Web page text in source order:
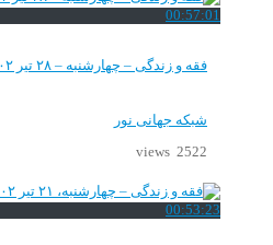
00:57:01
فقه و زندگی – چهارشنبه – ۲۸ تیر ۱۴۰۲
شبکه جهانی نور
2522 views
00:53:23